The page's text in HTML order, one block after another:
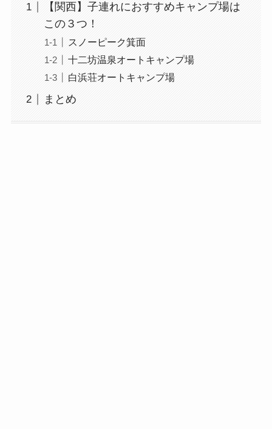
【関西】子連れにおすすめキャンプ場は
この３つ！
スノーピーク箕面
十二坊温泉オートキャンプ場
白浜荘オートキャンプ場
まとめ